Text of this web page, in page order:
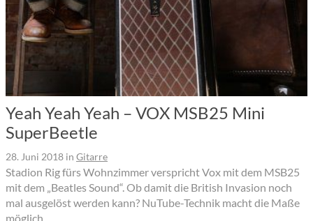
Yeah Yeah Yeah – VOX MSB25 Mini
SuperBeetle
28. Juni 2018 in Gitarre
Stadion Rig fürs Wohnzimmer verspricht Vox mit dem MSB25
mit dem „Beatles Sound“. Ob damit die British Invasion noch
mal ausgelöst werden kann? NuTube-Technik macht die Maße
möglich.